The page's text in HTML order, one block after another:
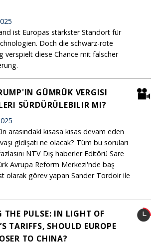
ist Europas stärkster Standort für
Doch die schwarz-rote
verspielt diese Chance mit falscher
GÜMRÜK VERGISI
SÜRDÜRÜLEBILIR MI?
arasındaki kısasa kısas devam eden
gidişatı ne olacak? Tüm bu soruları
NTV Dış haberler Editörü Sare
Avrupa Reform Merkezi'nde baş
olarak görev yapan Sander Tordoir ile
THE PULSE: IN LIGHT OF
TARIFFS, SHOULD EUROPE
TO CHINA?